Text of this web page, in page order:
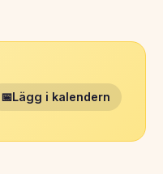
📅Lägg i kalendern